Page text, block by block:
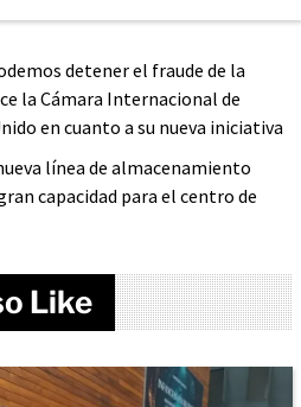
detener el fraude de la
la Cámara Internacional de
en cuanto a su nueva iniciativa
línea de almacenamiento
capacidad para el centro de
Like